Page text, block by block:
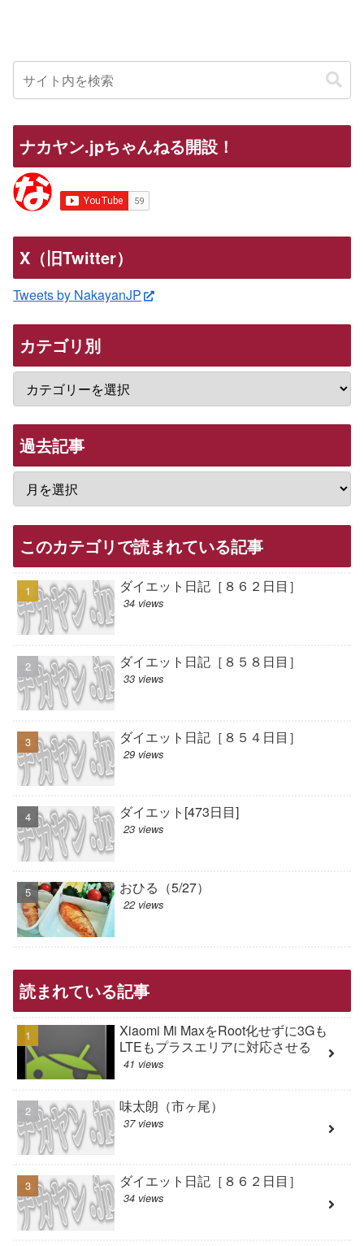
ナカヤン.jpちゃんねる開設！
X（旧Twitter）
Tweets by NakayanJP
カテゴリ別
過去記事
このカテゴリで読まれている記事
ダイエット日記［８６２日目］
34 views
ダイエット日記［８５８日目］
33 views
ダイエット日記［８５４日目］
29 views
ダイエット[473日目]
23 views
おひる（5/27）
22 views
読まれている記事
Xiaomi Mi MaxをRoot化せずに3Gも
LTEもプラスエリアに対応させる
41 views
味太朗（市ヶ尾）
37 views
ダイエット日記［８６２日目］
34 views